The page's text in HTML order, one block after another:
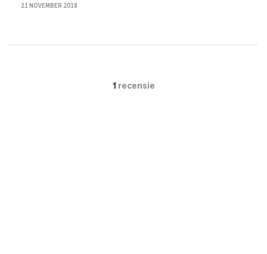
21 NOVEMBER 2018
1 recensie